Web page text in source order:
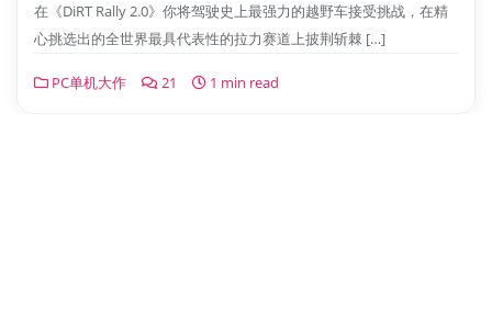
在《DiRT Rally 2.0》你将驾驶史上最强力的越野车接受挑战，在精
心挑选出的全世界最具代表性的拉力赛道上披荆斩棘 […]
PC单机大作 21 1 min read